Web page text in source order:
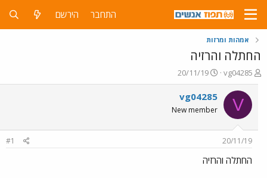
התחבר הירשם
אמהות ומרזות
החתלה והרזיה
פ
ו
ת
ח
ה
ו
ש
א
vg04285
פ
ו
ר
ס
ם
ר
20/11/19
V
vg04285
New member
20/11/19
#1
החתלה והרזיה